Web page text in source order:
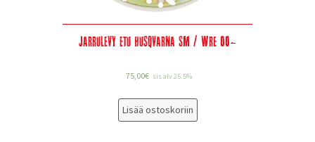
Jarrulevy etu Husqvarna SM / WRE 00-
75,00€ sis alv 25.5%
Lisää ostoskoriin